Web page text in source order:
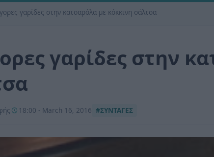
γαρίδες στην κατσαρόλα με κόκκινη σάλτσα
γαρίδες στην
18:00 - March 16, 2016 #ΣΥΝΤΑΓΕΣ